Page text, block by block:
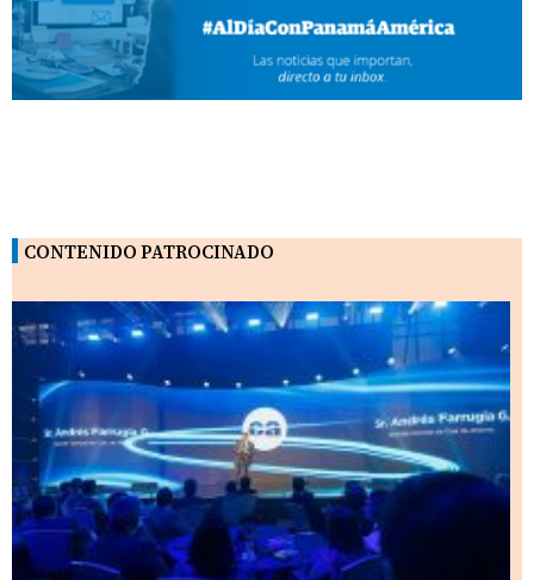
CONTENIDO PATROCINADO